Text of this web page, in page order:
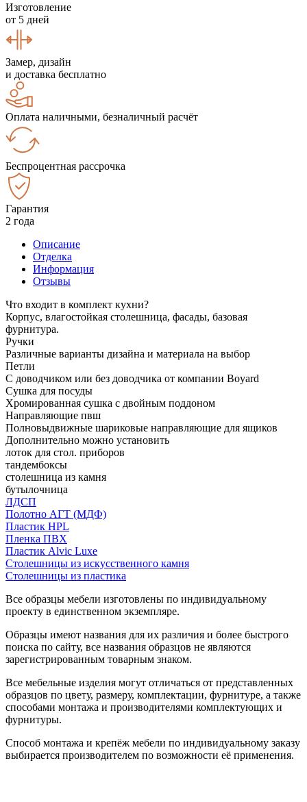
Изготовление
от 5 дней
Замер, дизайн
и доставка бесплатно
Оплата наличными, безналичный расчёт
Беспроцентная рассрочка
Гарантия
2 года
Описание
Отделка
Информация
Отзывы
Что входит в комплект кухни?
Корпус, влагостойкая столешница, фасады, базовая
фурнитура.
Ручки
Различные варианты дизайна и материала на выбор
Петли
С доводчиком или без доводчика от компании Boyard
Сушка для посуды
Хромированная сушка с двойным поддоном
Направляющие пвш
Полновыдвижные шариковые направляющие для ящиков
Дополнительно можно установить
лоток для стол. приборов
тандембоксы
столешница из камня
бутылочница
ЛДСП
Полотно АГТ (МДФ)
Пластик HPL
Пленка ПВХ
Пластик Alvic Luxe
Столешницы из искусственного камня
Столешницы из пластика
Все образцы мебели изготовлены по индивидуальному
проекту в единственном экземпляре.
Образцы имеют названия для их различия и более быстрого
поиска по сайту, все названия образцов не являются
зарегистрированным товарным знаком.
Все мебельные изделия могут отличаться от представленных
образцов по цвету, размеру, комплектации, фурнитуре, а также
способами монтажа и производителями комплектующих и
фурнитуры.
Способ монтажа и крепёж мебели по индивидуальному заказу
выбирается производителем по возможности её применения.